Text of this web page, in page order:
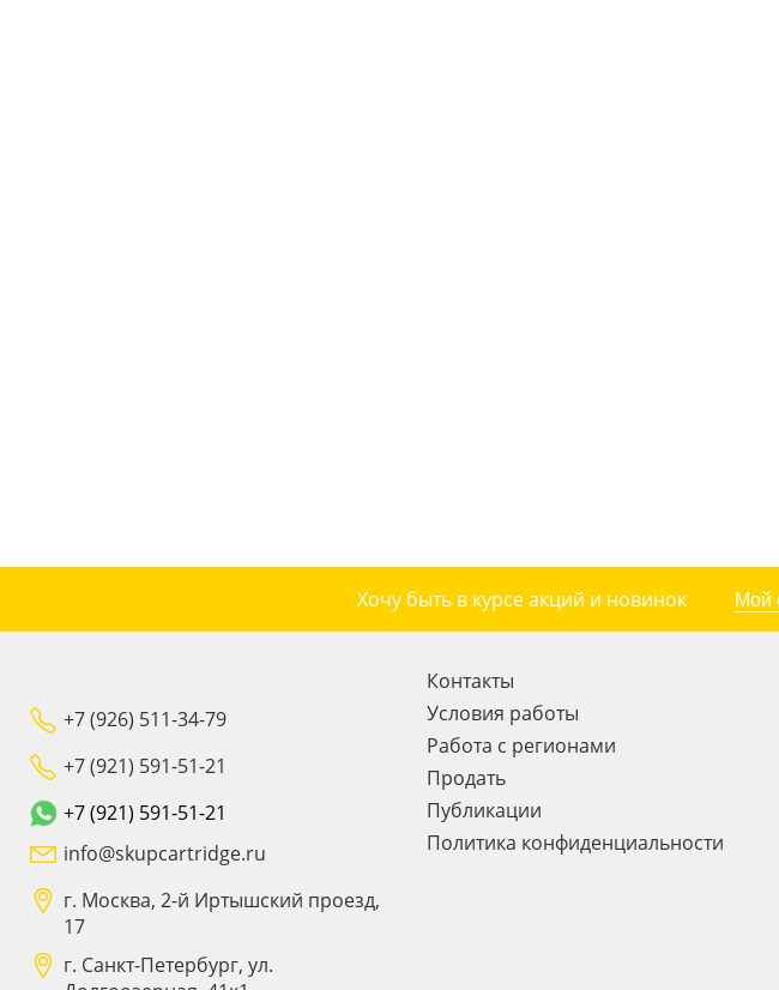
Хочу быть в курсе акций и новинок
+7 (926) 511-34-79
+7 (921) 591-51-21
+7 (921) 591-51-21
info@skupcartridge.ru
г. Москва, 2-й Иртышский проезд,
17
г. Санкт-Петербург, ул.
Контакты
Условия работы
Работа с регионами
Продать
Публикации
Политика конфиденциальности